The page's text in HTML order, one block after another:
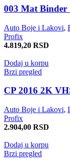
003 Mat Binder
Auto Boje i Lakovi,
Profix
4.819,20 RSD
Dodaj u korpu
Brzi pregled
CP 2016 2K
Auto Boje i Lakovi,
Profix
2.904,00 RSD
Dodaj u korpu
Brzi pregled